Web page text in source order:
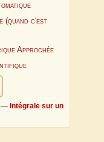
(quand c'est
Approchée
— Intégrale sur un